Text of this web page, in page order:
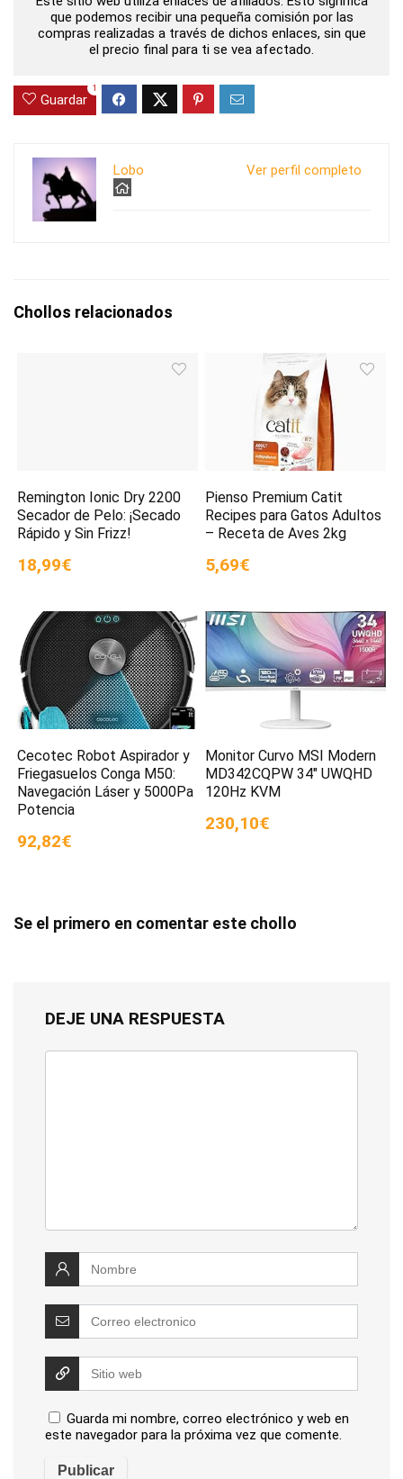
que podemos recibir una pequeña comisión por las
compras realizadas a través de dichos enlaces, sin que
el precio final para ti se vea afectado.
Guardar
1
Ver perfil completo
Lobo
Chollos relacionados
Remington Ionic Dry 2200
Secador de Pelo: ¡Secado
Rápido y Sin Frizz!
18,99€
Pienso Premium Catit
Recipes para Gatos Adultos
– Receta de Aves 2kg
5,69€
Cecotec Robot Aspirador y
Friegasuelos Conga M50:
Navegación Láser y 5000Pa
Potencia
92,82€
Monitor Curvo MSI Modern
MD342CQPW 34″ UWQHD
120Hz KVM
230,10€
Se el primero en comentar este chollo
DEJE UNA RESPUESTA
Guarda mi nombre, correo electrónico y web en
este navegador para la próxima vez que comente.